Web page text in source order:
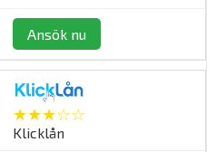
Ansök nu
★★★☆☆
Klicklån